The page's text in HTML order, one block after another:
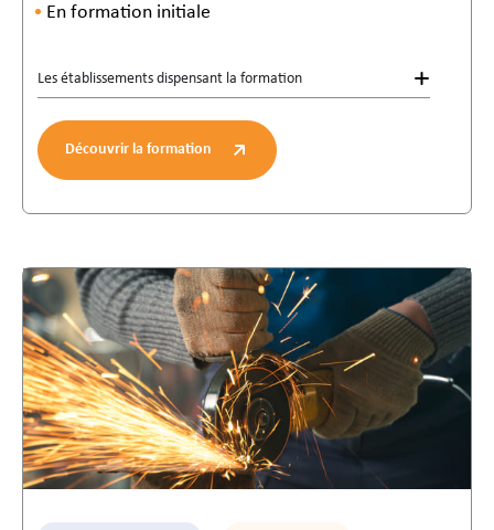
En formation initiale
Les établissements dispensant la formation
Découvrir la formation